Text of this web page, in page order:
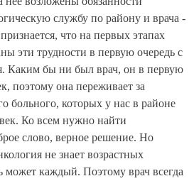
службу по району и врача -
что на первых этапах
эти трудности в первую очередь с
Каким бы ни был врач, он в первую
поэтому она переживает за
больного, которых у нас в районе
Ко всем нужно найти
слово, верное решение. Но
не знает возрастных
может каждый. Поэтому врач всегда